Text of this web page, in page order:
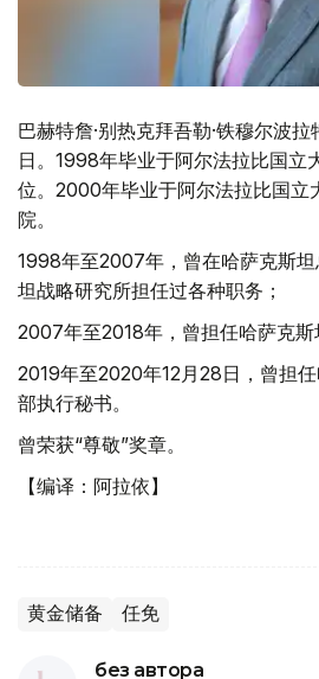
巴赫特詹·别热克拜吾勒·铁穆尔波
日。1998年毕业于阿尔法拉比国立
位。2000年毕业于阿尔法拉比国立
院。
1998年至2007年，曾在哈萨克斯
坦战略研究所担任过各种职务；
2007年至2018年，曾担任哈萨克斯
2019年至2020年12月28日，曾担
部执行秘书。
曾荣获“尊敬”奖章。
【编译：阿拉依】
黄金储备 任免
без автора